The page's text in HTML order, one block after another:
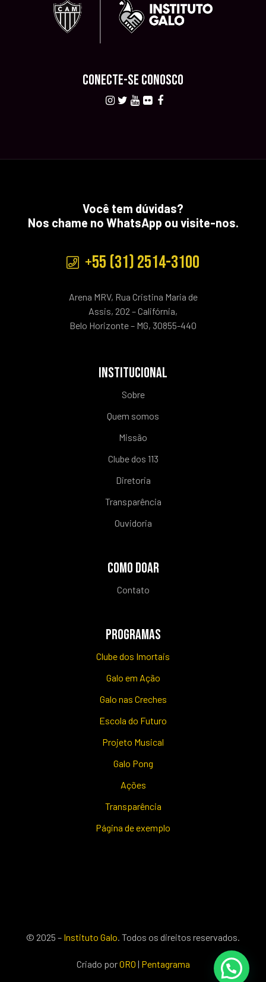
CONECTE-SE CONOSCO
Você tem dúvidas?
Nos chame no WhatsApp ou visite-nos.
+55 (31) 2514-3100
Arena MRV, Rua Cristina Maria de
Assis, 202 – Califórnia,
Belo Horizonte – MG, 30855-440
INSTITUCIONAL
Sobre
Quem somos
Missão
Clube dos 113
Diretoria
Transparência
Ouvidoria
COMO DOAR
Contato
PROGRAMAS
Clube dos Imortais
Galo em Ação
Galo nas Creches
Escola do Futuro
Projeto Musical
Galo Pong
Ações
Transparência
Página de exemplo
© 2025 – Instituto Galo . Todos os direitos reservados.
Criado porORO | Pentagrama